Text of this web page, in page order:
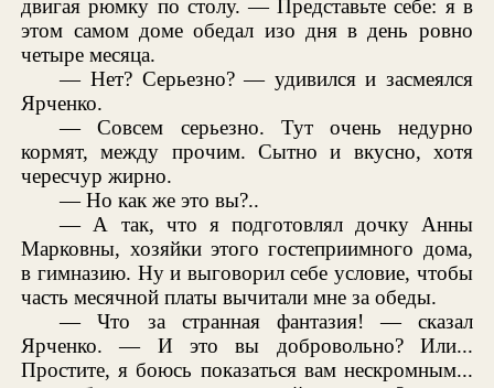
двигая рюмку по столу. — Представьте себе: я в
этом самом доме обедал изо дня в день ровно
четыре месяца.
— Нет? Серьезно? — удивился и засмеялся
Ярченко.
— Совсем серьезно. Тут очень недурно
кормят, между прочим. Сытно и вкусно, хотя
чересчур жирно.
— Но как же это вы?..
— А так, что я подготовлял дочку Анны
Марковны, хозяйки этого гостеприимного дома,
в гимназию. Ну и выговорил себе условие, чтобы
часть месячной платы вычитали мне за обеды.
— Что за странная фантазия! — сказал
Ярченко. — И это вы добровольно? Или...
Простите, я боюсь показаться вам нескромным...